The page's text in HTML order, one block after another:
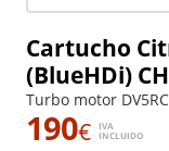
Cartucho
(BlueHDi)
Turbo motor
190€
IVA
INCLUIDO